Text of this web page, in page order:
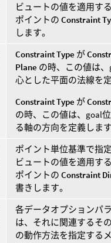
ビュートの値を適用す
ポイントの Constraint
します。
Constraint Type が
Plane の時、この値は
心とした平面の法線を
Constraint Type が
の時、この値は、goal
る軸の方向を定義します
ポイント単位基準で指
ビュートの値を適用す
ポイントの Constraint
書きします。
各データオプションパ
は、それに関連するそ
の動作方法を指定する